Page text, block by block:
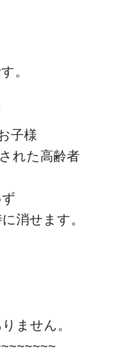
。
子様
れた高齢者
消せます。
ません。